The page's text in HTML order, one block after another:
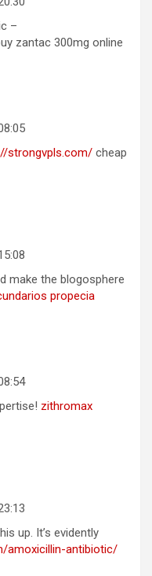
–
zantac 300mg online
strongvpls.com/ cheap
make the blogosphere
propecia
zithromax
up. It’s evidently
amoxicillin-antibiotic/